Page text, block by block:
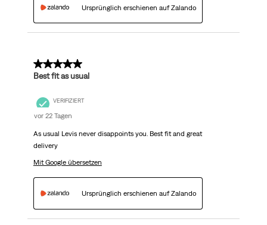
Ursprünglich erschienen auf Zalando
5 von 5 Sternen.
Best fit as usual
VERIFIZIERT
vor 22 Tagen
As usual Levis never disappoints you. Best fit and great
delivery
Mit Google übersetzen
Ursprünglich erschienen auf Zalando